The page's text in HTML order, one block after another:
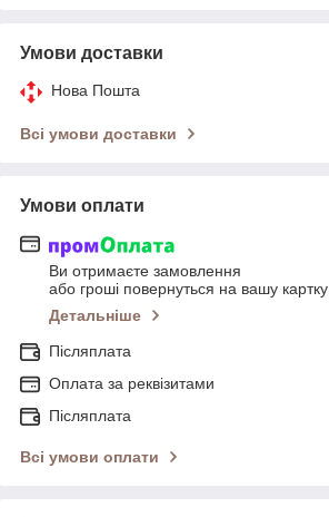
Умови доставки
Нова Пошта
Всі умови доставки
Умови оплати
Ви отримаєте замовлення
або гроші повернуться на вашу картку
Детальніше
Післяплата
Оплата за реквізитами
Післяплата
Всі умови оплати